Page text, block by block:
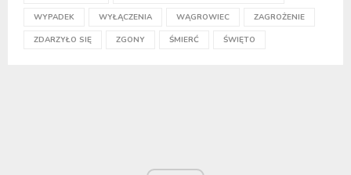
WYPADEK WYŁĄCZENIA WĄGROWIEC ZAGROŻENIE
ZDARZYŁO SIĘ ZGONY ŚMIERĆ ŚWIĘTO